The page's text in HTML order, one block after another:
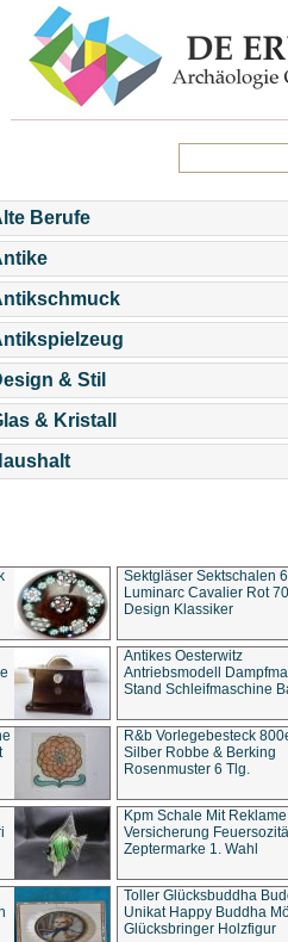
Berufe
& Stil
& Kristall
Sektgläser Sektschalen
Luminarc Cavalier Rot
Design Klassiker
Antikes Oesterwitz
Antriebsmodell
Stand Schleifmaschine
R&b Vorlegebesteck
Silber Robbe & Berking
Rosenmuster 6 Tlg.
Kpm Schale Mit Reklame
Versicherung
Zeptermarke 1. Wahl
Toller Glücksbuddha
Unikat Happy Buddha
Glücksbringer Holzfigur